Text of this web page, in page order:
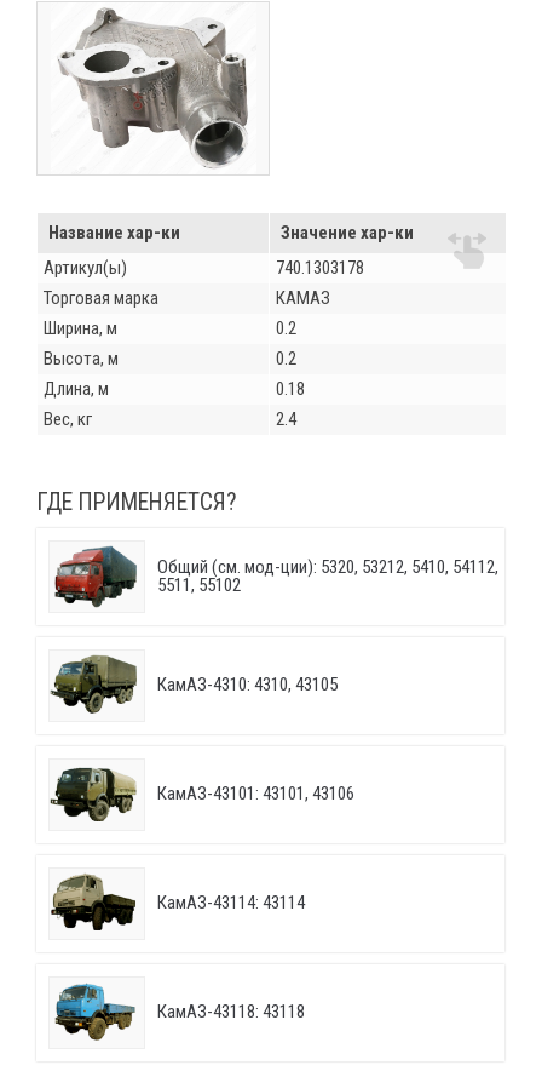
Название хар-ки
Значение хар-ки
Артикул(ы)
740.1303178
Торговая марка
КАМАЗ
Ширина, м
0.2
Высота, м
0.2
Длина, м
0.18
Вес, кг
2.4
ГДЕ ПРИМЕНЯЕТСЯ?
Общий (см. мод-ции): 5320, 53212, 5410, 54112,
5511, 55102
КамАЗ-4310: 4310, 43105
КамАЗ-43101: 43101, 43106
КамАЗ-43114: 43114
КамАЗ-43118: 43118